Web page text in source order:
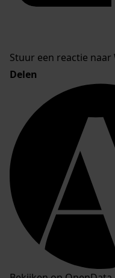
Stuur een reactie
Delen